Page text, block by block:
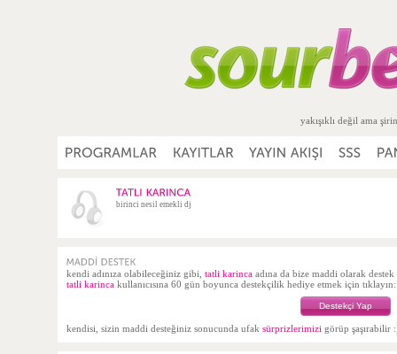
yakışıklı değil ama şirin
birinci nesil emekli dj
kendi adınıza olabileceğiniz gibi, tatli karinca adına da bize maddi olarak
tatli karinca kullanıcısına 60 gün boyunca destekçilik hediye etmek için tıklayın:
Destekçi Yap
kendisi, sizin maddi desteğiniz sonucunda ufak sürprizlerimizi görüp şaşırabilir